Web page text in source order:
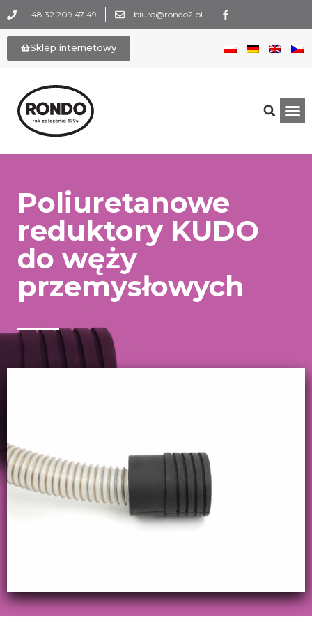
+48 32 209 47 49 biuro@rondo2.pl
Sklep internetowy
Poliuretanowe
reduktory KUDO
do węży
przemysłowych